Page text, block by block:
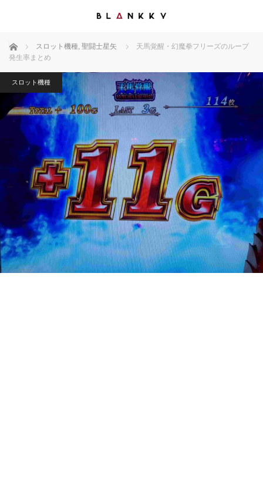
ホーム スロット機種, 聖闘士星矢
天馬覚醒・幻魔拳フリーズのループ
発生率まとめ
スロット機種